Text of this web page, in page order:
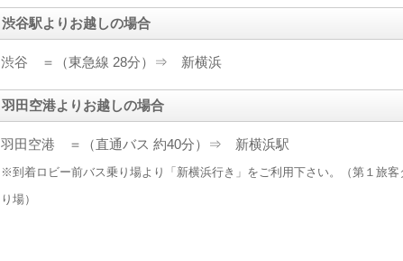
渋谷駅よりお越しの場合
渋谷 ＝（東急線 28分）⇒ 新横浜
羽田空港よりお越しの場合
羽田空港 ＝（直通バス 約40分）⇒ 新横浜駅
※到着ロビー前バス乗り場より「新横浜行き」をご利用下さい。（第１旅
り場）